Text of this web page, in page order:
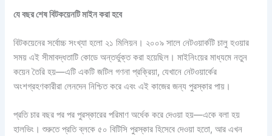
যে বছর শেষ বিটকয়েনটি মাইন করা হবে
বিটকয়েনের সর্বোচ্চ সংখ্যা হলো ২১ মিলিয়ন। ২০০৯ সালে নেটওয়ার্কটি চালু হওয়ার
সময় এই সীমাবদ্ধতাটি কোডে অন্তর্ভুক্ত করা হয়েছিল। মাইনিংয়ের মাধ্যমে নতুন
কয়েন তৈরি হয়—এটি একটি জটিল গণনা প্রক্রিয়া, যেখানে নেটওয়ার্কের
অংশগ্রহণকারীরা লেনদেন নিশ্চিত করে এবং এই কাজের জন্য পুরস্কার পায়।
প্রতি চার বছর পর পর পুরস্কারের পরিমাণ অর্ধেক করে দেওয়া হয়—একে বলা হয়
হালভিং। শুরুতে প্রতি ব্লকে ৫০ বিটিসি পুরস্কার হিসেবে দেওয়া হতো, আর এখন